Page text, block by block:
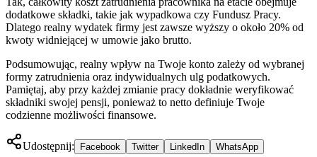
dodatkowe składki, takie jak wypadkowa czy Fundusz Pracy.
Dlatego realny wydatek firmy jest zawsze wyższy o około 20% od
kwoty widniejącej w umowie jako brutto.
Podsumowując, realny wpływ na Twoje konto zależy od wybranej
formy zatrudnienia oraz indywidualnych ulg podatkowych.
Pamiętaj, aby przy każdej zmianie pracy dokładnie weryfikować
składniki swojej pensji, ponieważ to netto definiuje Twoje
codzienne możliwości finansowe.
Udostępnij: Facebook Twitter LinkedIn WhatsApp